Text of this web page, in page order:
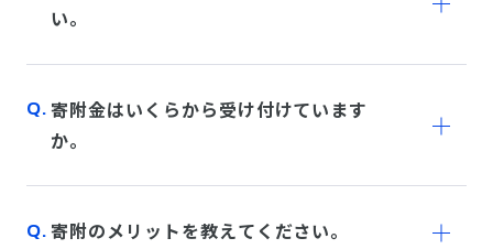
い。
寄附金はいくらから受け付けています
か。
寄附のメリットを教えてください。